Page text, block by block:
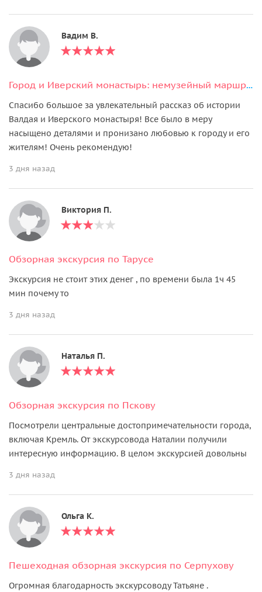
Вадим В.
Город и Иверский монастырь: немузейный маршрут по Валдаю
Спасибо большое за увлекательный рассказ об истории
Валдая и Иверского монастыря! Все было в меру
насыщено деталями и пронизано любовью к городу и его
жителям! Очень рекомендую!
3 дня назад
Виктория П.
Обзорная экскурсия по Тарусе
Экскурсия не стоит этих денег , по времени была 1ч 45
мин почему то
3 дня назад
Наталья П.
Обзорная экскурсия по Пскову
Посмотрели центральные достопримечательности города,
включая Кремль. От экскурсовода Наталии получили
интересную информацию. В целом экскурсией довольны
3 дня назад
Ольга K.
Пешеходная обзорная экскурсия по Серпухову
Огромная благодарность экскурсоводу Татьяне .